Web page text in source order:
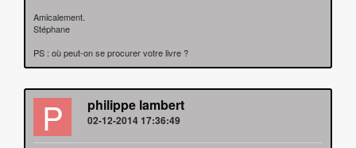
Amicalement.
Stéphane
PS : où peut-on se procurer votre livre ?
P philippe lambert
02-12-2014 17:36:49